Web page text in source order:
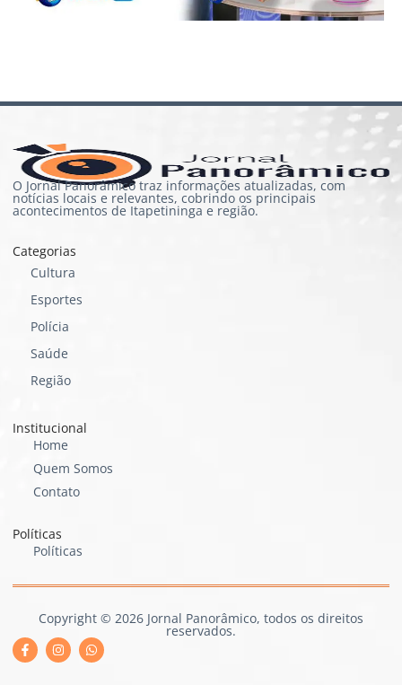
O Jornal Panorâmico traz informações atualizadas, com
notícias locais e relevantes, cobrindo os principais
acontecimentos de Itapetininga e região.
Categorias
Cultura
Esportes
Polícia
Saúde
Região
Institucional
Home
Quem Somos
Contato
Políticas
Políticas
Copyright © 2026 Jornal Panorâmico, todos os direitos
reservados.